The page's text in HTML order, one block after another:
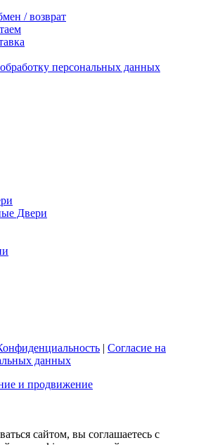
/ возврат
персональных данных
Двери
| Согласие на
данных
и продвижение
сайтом, вы соглашаетесь с